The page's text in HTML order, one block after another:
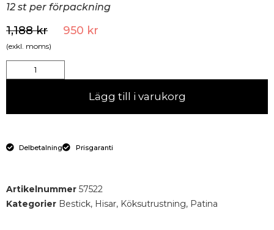
12 st per förpackning
1,188kr 950 kr
(exkl. moms)
Lägg till i varukorg
Delbetalning Prisgaranti
Artikelnummer 57522
Kategorier Bestick, Hisar, Köksutrustning, Patina